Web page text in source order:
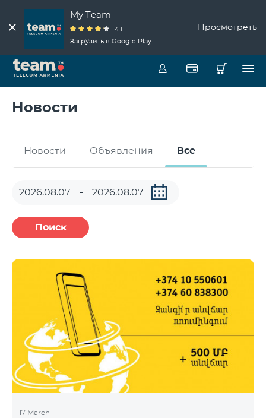
My Team
4.1
Загрузить в Google Play
Просмотреть
Новости
Новости Объявления Все
Поиск
17 March